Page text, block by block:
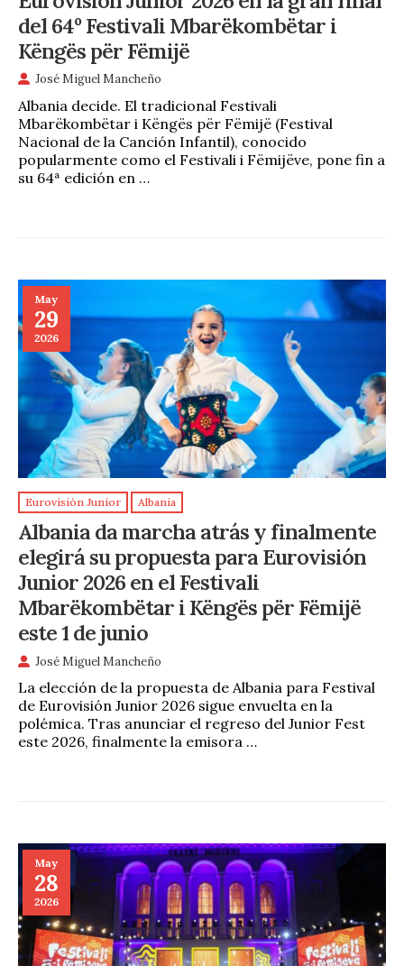
del 64º Festivali Mbarëkombëtar i
Këngës për Fëmijë
José Miguel Mancheño
Albania decide. El tradicional Festivali
Mbarëkombëtar i Këngës për Fëmijë (Festival
Nacional de la Canción Infantil), conocido
popularmente como el Festivali i Fëmijëve, pone fin a
su 64ª edición en …
May
29
2026
Eurovisión Junior Albania
Albania da marcha atrás y finalmente
elegirá su propuesta para Eurovisión
Junior 2026 en el Festivali
Mbarëkombëtar i Këngës për Fëmijë
este 1 de junio
José Miguel Mancheño
La elección de la propuesta de Albania para Festival
de Eurovisión Junior 2026 sigue envuelta en la
polémica. Tras anunciar el regreso del Junior Fest
este 2026, finalmente la emisora …
May
28
2026